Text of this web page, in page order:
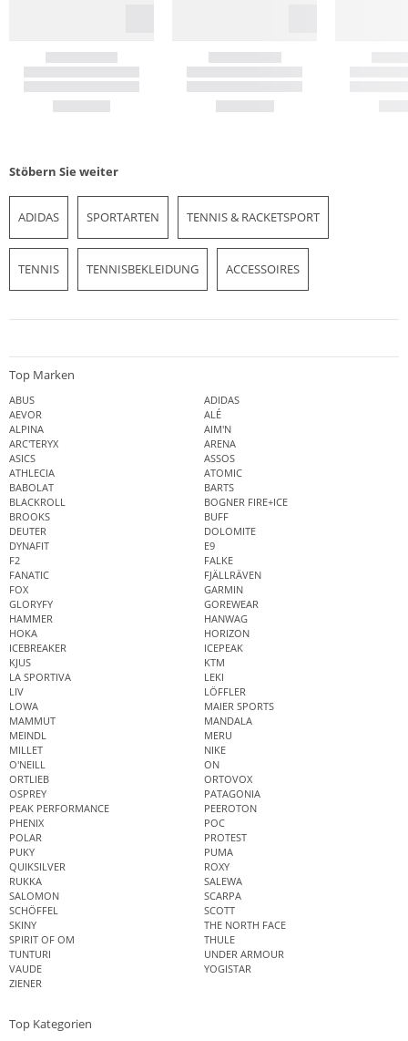
Stöbern Sie weiter
ADIDAS SPORTARTEN TENNIS & RACKETSPORT
TENNIS TENNISBEKLEIDUNG ACCESSOIRES
Top Marken
ABUS
ADIDAS
AEVOR
ALÉ
ALPINA
AIM'N
ARC'TERYX
ARENA
ASICS
ASSOS
ATHLECIA
ATOMIC
BABOLAT
BARTS
BLACKROLL
BOGNER FIRE+ICE
BROOKS
BUFF
DEUTER
DOLOMITE
DYNAFIT
E9
F2
FALKE
FANATIC
FJÄLLRÄVEN
FOX
GARMIN
GLORYFY
GOREWEAR
HAMMER
HANWAG
HOKA
HORIZON
ICEBREAKER
ICEPEAK
KJUS
KTM
LA SPORTIVA
LEKI
LIV
LÖFFLER
LOWA
MAIER SPORTS
MAMMUT
MANDALA
MEINDL
MERU
MILLET
NIKE
O'NEILL
ON
ORTLIEB
ORTOVOX
OSPREY
PATAGONIA
PEAK PERFORMANCE
PEEROTON
PHENIX
POC
POLAR
PROTEST
PUKY
PUMA
QUIKSILVER
ROXY
RUKKA
SALEWA
SALOMON
SCARPA
SCHÖFFEL
SCOTT
SKINY
THE NORTH FACE
SPIRIT OF OM
THULE
TUNTURI
UNDER ARMOUR
VAUDE
YOGISTAR
ZIENER
Top Kategorien